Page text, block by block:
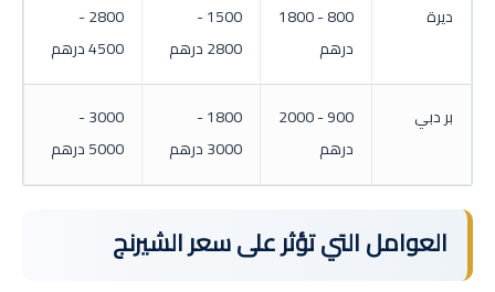
ديرة
800 - 1800
درهم
1500 -
2800 درهم
2800 -
4500 درهم
بر دبي
900 - 2000
درهم
1800 -
3000 درهم
3000 -
5000 درهم
العوامل التي تؤثر على سعر الشيرنج